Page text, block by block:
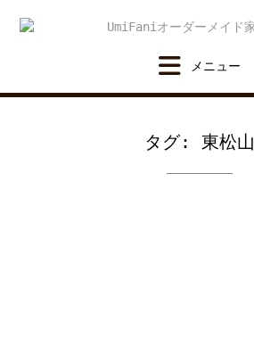
タグ: 東松山